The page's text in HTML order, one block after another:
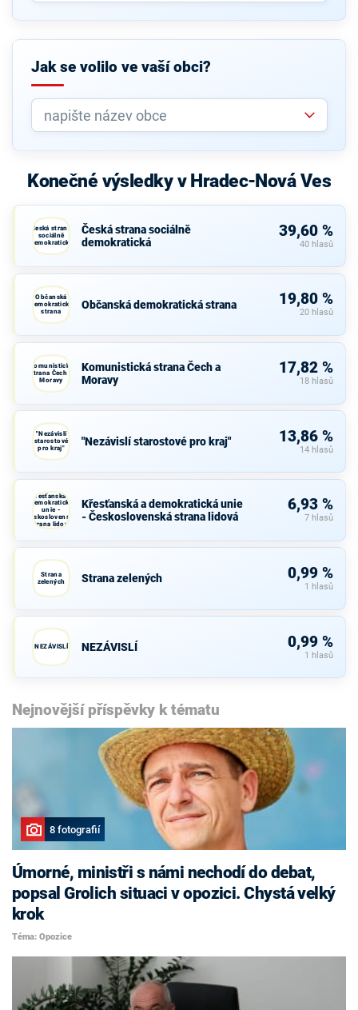
Jak se volilo ve vaší obci?
Konečné výsledky v Hradec-Nová Ves
Česká strana
sociálně
demokratická
Česká strana sociálně
demokratická
39,60 %
40 hlasů
Občanská
demokratická
strana
Občanská demokratická strana 19,80 %
20 hlasů
Komunistická
strana Čech a
Moravy
Komunistická strana Čech a
Moravy
17,82 %
18 hlasů
"Nezávislí
starostové
pro kraj"
"Nezávislí starostové pro kraj" 13,86 %
14 hlasů
Křesťanská a
demokratická
unie -
Československá
strana lidová
Křesťanská a demokratická unie
- Československá strana lidová
6,93 %
7 hlasů
Strana
zelených
Strana zelených 0,99 %
1 hlasů
NEZÁVISLÍ NEZÁVISLÍ 0,99 %
1 hlasů
Nejnovější příspěvky k tématu
8 fotografií
Úmorné, ministři s námi nechodí do debat,
popsal Grolich situaci v opozici. Chystá velký
krok
Téma: Opozice